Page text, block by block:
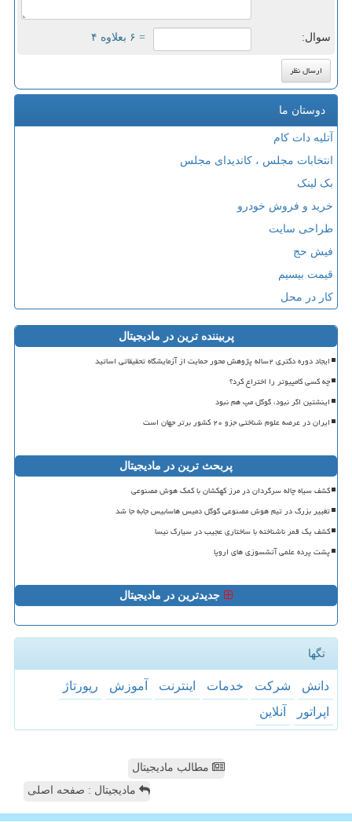
سوال: = ۶ بعلاوه ۴
دوستان ما
آتلیه دات کام
انتخابات مجلس ، کاندیدای مجلس
بک لینک
خرید و فروش خودرو
طراحی سایت
فیش حج
قیمت بیسیم
کار در محل
پربیننده ترین در مادیجیتال
ایجاد دوره دکتری ۲ساله پژوهش محور حمایت از آزمایشگاه تحقیقاتی اساتید
چه کسی کامپیوتر را اختراع کرد؟
اینشتین اگر نبود، گوگل مپ هم نبود
ایران در عرصه علوم شناختی جزو ۲۰ کشور برتر جهان است
پربحث ترین در مادیجیتال
کشف سیاه چاله سرگردان در مرز کهکشان با کمک هوش مصنوعی
تغییر بزرگ در تیم هوش مصنوعی گوگل دمیس هاسابیس جابه جا شد
کشف یک قمر ناشناخته با ساختاری عجیب در سیارک نیسا
پشت پرده علمی آتشسوزی های اروپا
جدیدترین در مادیجیتال
تگها
دانش شركت خدمات اینترنت آموزش
رپورتاژ
اپراتور
آنلاین
مطالب مادیجیتال
مادیجیتال : صفحه اصلی